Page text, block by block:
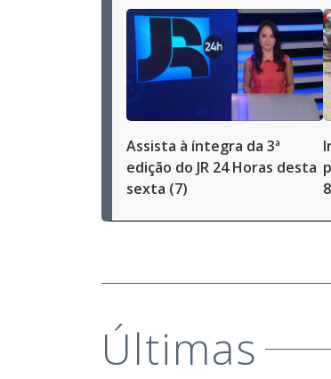
Assista à íntegra da 3ª
edição do JR 24 Horas desta
sexta (7)
Últimas